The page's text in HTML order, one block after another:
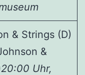
& Strings (D)
&
20:00 Uhr,